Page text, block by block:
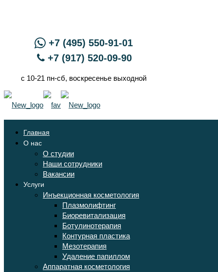
+7 (495) 550-91-01
+7 (917) 520-09-90
с 10-21 пн-сб, воскресенье выходной
Главная
О нас
О студии
Наши сотрудники
Вакансии
Услуги
Инъекционная косметология
Плазмолифтинг
Биоревитализация
Ботулинотерапия
Контурная пластика
Мезотерапия
Удаление папиллом
Аппаратная косметология